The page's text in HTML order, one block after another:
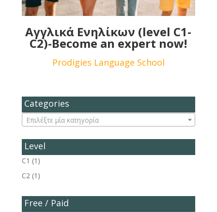
Αγγλικά Ενηλίκων (level C1-
C2)-Become an expert now!
Prodigies Language School
Categories
Επιλέξτε μία κατηγορία
Level
C1 (1)
C2 (1)
Free / Paid